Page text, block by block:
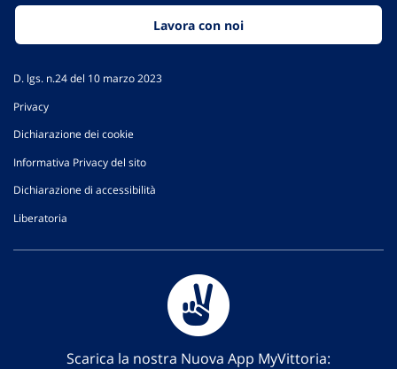
Lavora con noi
D. lgs. n.24 del 10 marzo 2023
Privacy
Dichiarazione dei cookie
Informativa Privacy del sito
Dichiarazione di accessibilità
Liberatoria
Scarica la nostra Nuova App MyVittoria: